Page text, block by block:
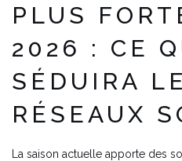
PLUS
2026 : CE
SÉDUIRA
RÉSEAUX
La saison actuelle apporte des